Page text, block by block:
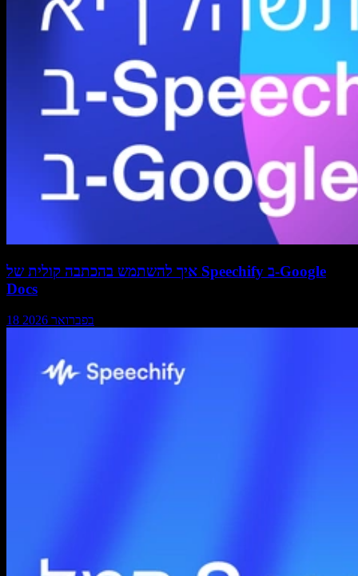
איך להשתמש בהכתבה קולית של Speechify ב-Google
Docs
18 בפברואר 2026